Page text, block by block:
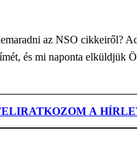
az NSO cikkeiről?
és mi naponta elküldjük
A